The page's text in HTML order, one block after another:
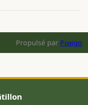
Propulsé par Piwigo